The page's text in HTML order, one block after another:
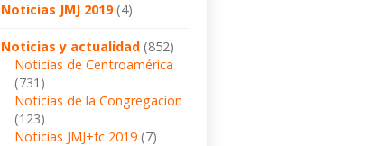
Noticias JMJ 2019(4)
Noticias y actualidad (852)
Noticias de Centroamérica
(731)
Noticias de la Congregación
(123)
Noticias JMJ+fc 2019 (7)